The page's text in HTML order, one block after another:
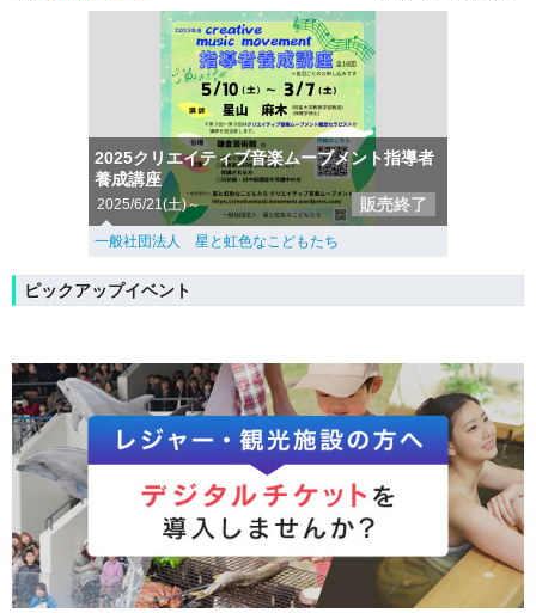
2025クリエイティブ音楽ムーブメント指導者
養成講座
2025/6/21(土)～ 販売終了
一般社団法人 星と虹色なこどもたち
ピックアップイベント